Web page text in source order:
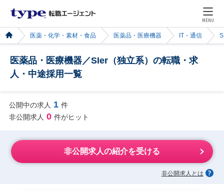
MENU
医薬・化学・素材・食品 医薬品・医療機器 IT・通信
医薬品・医療機器／SIer（独立系）の転職・求
人・中途採用一覧
公開中の求人 1 件
非公開求人 0 件がヒット
非公開求人の紹介を受ける
非公開求人とは